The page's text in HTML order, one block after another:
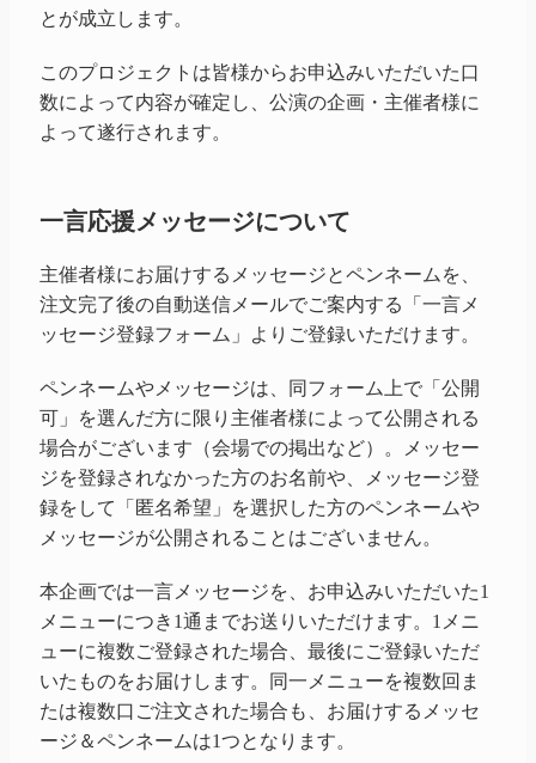
とが成立します。
このプロジェクトは皆様からお申込みいただいた口
数によって内容が確定し、公演の企画・主催者様に
よって遂行されます。
一言応援メッセージについて
主催者様にお届けするメッセージとペンネームを、
注文完了後の自動送信メールでご案内する「一言メ
ッセージ登録フォーム」よりご登録いただけます。
ペンネームやメッセージは、同フォーム上で「公開
可」を選んだ方に限り主催者様によって公開される
場合がございます（会場での掲出など）。メッセー
ジを登録されなかった方のお名前や、メッセージ登
録をして「匿名希望」を選択した方のペンネームや
メッセージが公開されることはございません。
本企画では一言メッセージを、お申込みいただいた1
メニューにつき1通までお送りいただけます。1メニ
ューに複数ご登録された場合、最後にご登録いただ
いたものをお届けします。同一メニューを複数回ま
たは複数口ご注文された場合も、お届けするメッセ
ージ＆ペンネームは1つとなります。